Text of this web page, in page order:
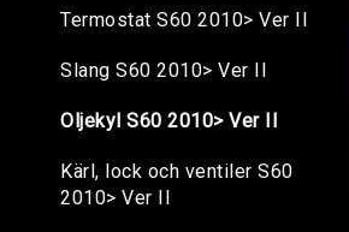
Termostat S60 2010> Ver II
Slang S60 2010> Ver II
Oljekyl S60 2010> Ver II
Kärl, lock och ventiler S60
2010> Ver II